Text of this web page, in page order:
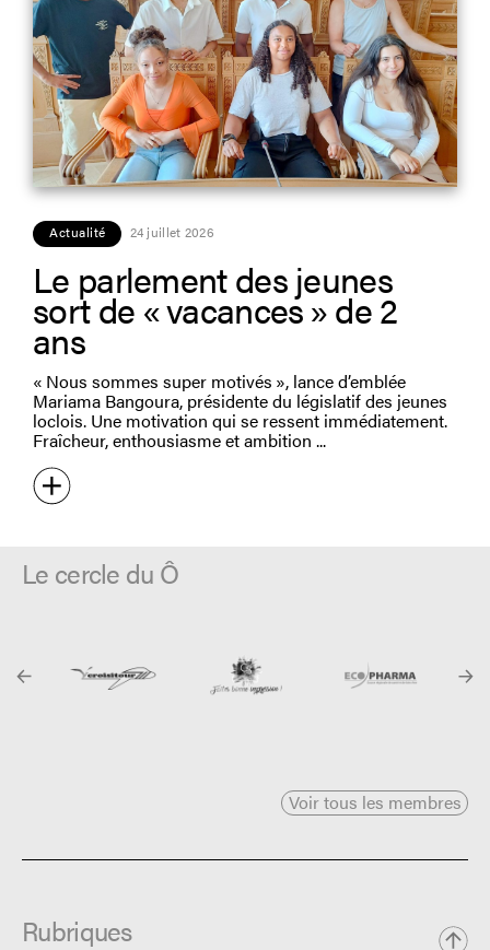
Actualité 24 juillet 2026
Le parlement des jeunes
sort de « vacances » de 2
ans
« Nous sommes super motivés », lance d’emblée
Mariama Bangoura, présidente du législatif des jeunes
loclois. Une motivation qui se ressent immédiatement.
Fraîcheur, enthousiasme et ambition
Le cercle du Ô
Voir tous les membres
Rubriques